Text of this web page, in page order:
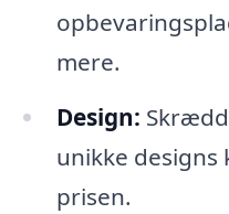
mere.
Design:
unikke designs
prisen.